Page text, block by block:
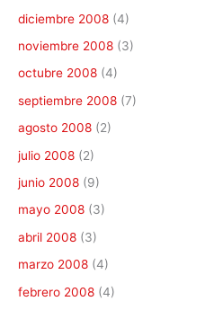
diciembre 2008 (4)
noviembre 2008 (3)
octubre 2008 (4)
septiembre 2008 (7)
agosto 2008 (2)
julio 2008 (2)
junio 2008 (9)
mayo 2008 (3)
abril 2008 (3)
marzo 2008 (4)
febrero 2008 (4)